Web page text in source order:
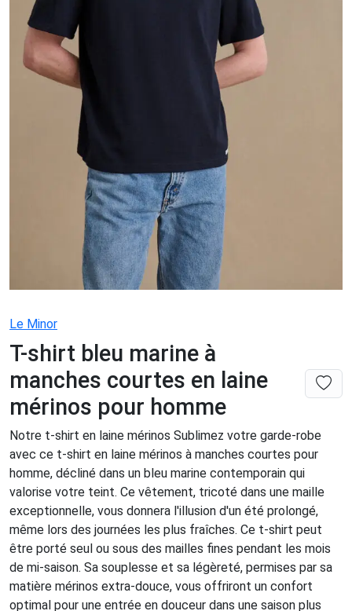
Le Minor
T-shirt bleu marine à
manches courtes en laine
mérinos pour homme
Notre t-shirt en laine mérinos Sublimez votre garde-robe
avec ce t-shirt en laine mérinos à manches courtes pour
homme, décliné dans un bleu marine contemporain qui
valorise votre teint. Ce vêtement, tricoté dans une maille
exceptionnelle, vous donnera l'illusion d'un été prolongé,
même lors des journées les plus fraîches. Ce t-shirt peut
être porté seul ou sous des mailles fines pendant les mois
de mi-saison. Sa souplesse et sa légèreté, permises par sa
matière mérinos extra-douce, vous offriront un confort
optimal pour une entrée en douceur dans une saison plus